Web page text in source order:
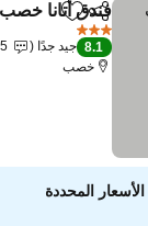
مشاركةto favorites
فندق أتانا خصب
8.1 جيد جدًا
خصب
المحددة